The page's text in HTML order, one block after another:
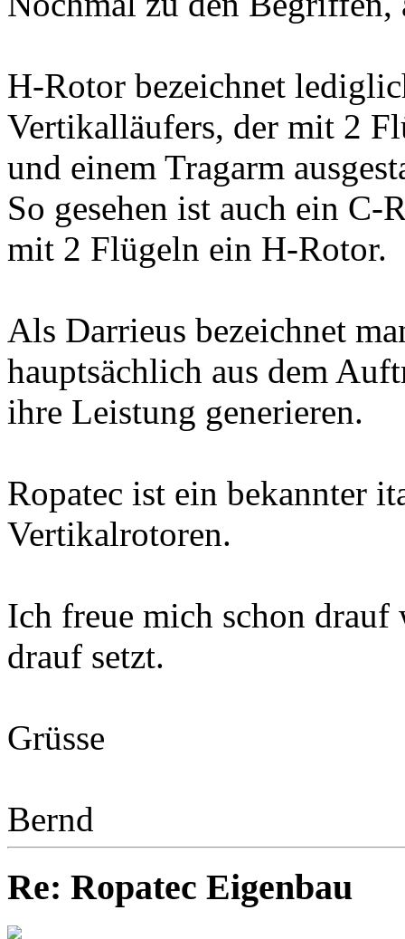
H-Rotor bezeichnet
Vertikalläufers, der mit 2
und einem Tragarm
So gesehen ist auch ein C-
mit 2 Flügeln ein H-Rotor.
Als Darrieus bezeichnet
hauptsächlich aus dem
ihre Leistung generieren.
Ropatec ist ein bekannter
Vertikalrotoren.
Ich freue mich schon drauf
drauf setzt.
Grüsse
Bernd
Re: Ropatec Eigenbau